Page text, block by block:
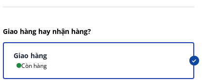
Giao hàng hay nhận hàng?
Giao hàng
Còn hàng